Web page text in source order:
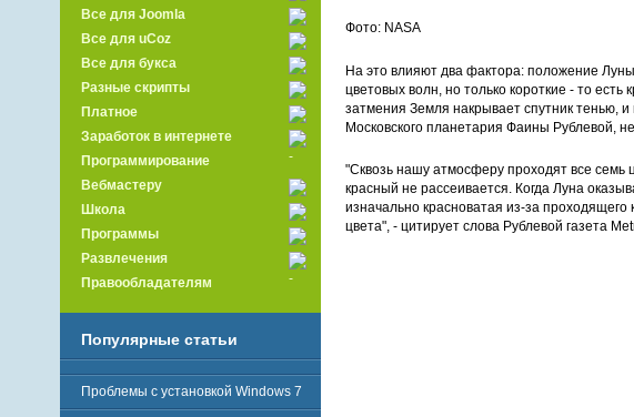
Фото: NASA
На это влияют два фактора: положение
цветовых волн, но только короткие - то
затмения Земля накрывает спутник тенью,
Московского планетария Фаины Рублевой,
"Сквозь нашу атмосферу проходят все семь
красный не рассеивается. Когда Луна
изначально красноватая из-за
цвета", - цитирует слова Рублевой газета
Все для Joomla
Все для uCoz
Все для букса
Разные скрипты
Платное
Заработок в интернете
Программирование
Вебмастеру
Школа
Программы
Развлечения
Правообладателям
Популярные статьи
Проблемы с установкой Windows 7